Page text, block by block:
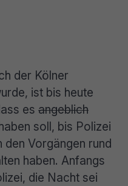
der Kölner
ist bis heute
es angeblich
soll, bis Polizei
den Vorgängen rund
haben. Anfangs
die Nacht sei